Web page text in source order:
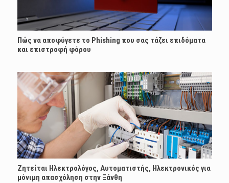
Πώς να αποφύγετε το Phishing που σας τάζει επιδόματα
και επιστροφή φόρου
Ζητείται Ηλεκτρολόγος, Αυτοματιστής, Ηλεκτρονικός για
μόνιμη απασχόληση στην Ξάνθη